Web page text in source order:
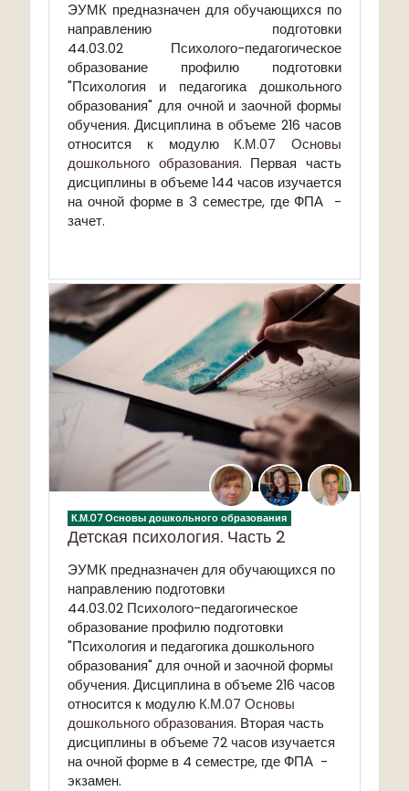
ЭУМК предназначен для обучающихся по
направлению подготовки
44.03.02 Психолого-педагогическое
образование профилю подготовки
"Психология и педагогика дошкольного
образования" для очной и заочной формы
обучения. Дисциплина в объеме 216 часов
относится к модулю К.М.07 Основы
дошкольного образования. Первая часть
дисциплины в объеме 144 часов изучается
на очной форме в 3 семестре, где ФПА -
зачет.
К.М.07 Основы дошкольного образования
Детская психология. Часть 2
ЭУМК предназначен для обучающихся по
направлению подготовки
44.03.02 Психолого-педагогическое
образование профилю подготовки
"Психология и педагогика дошкольного
образования" для очной и заочной формы
обучения. Дисциплина в объеме 216 часов
относится к модулю К.М.07 Основы
дошкольного образования. Вторая часть
дисциплины в объеме 72 часов изучается
на очной форме в 4 семестре, где ФПА -
экзамен.